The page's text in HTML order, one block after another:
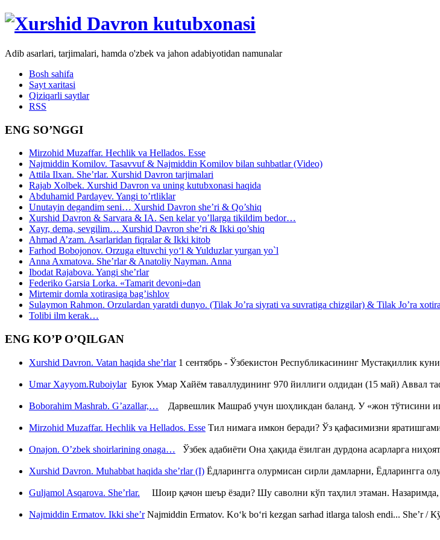
Adib asarlari, tarjimalari, hamda o'zbek va jahon adabiyotidan namunalar
Bosh sahifa
Sayt xaritasi
Qiziqarli saytlar
RSS
ENG SO’NGGI
Mirzohid Muzaffar. Hechlik va Hellados. Esse
Najmiddin Komilov. Tasavvuf & Najmiddin Komilov bilan suhbatlar (Video)
Attila Ilxan. She’rlar. Xurshid Davron tarjimalari
Rajab Xolbek. Xurshid Davron va uning kutubxonasi haqida
Abduhamid Pardayev. Yangi to’rtliklar
Unutayin degandim seni… Xurshid Davron she’ri & Qo’shiq
Xurshid Davron & Sarvara & IA. Sen kelar yo’llarga tikildim bedor…
Xayr, dema, sevgilim… Xurshid Davron she’ri & Ikki qo’shiq
Ahmad A’zam. Asarlaridan fiqralar & Ikki kitob
Farhod Bobojonov. Orzuga eltuvchi yo‘l & Yulduzlar yurgan yo`l
Anna Axmatova. She’rlar & Anatoliy Nayman. Anna
Ibodat Rajabova. Yangi she’rlar
Federiko Garsia Lorka. «Tamarit devoni»dan
Mirtemir domla xotirasiga bag’ishlov
Sulaymon Rahmon. Orzulardan yaratdi dunyo. (Tilak Jo’ra siyrati va suvratiga chizgilar) & Tilak Jo’ra
Tolibi ilm kerak…
ENG KO’P O’QILGAN
Xurshid Davron. Vatan haqida she’rlar1 сентябрь - Ўзбекистон Республикасининг Мустақиллик
Umar Xayyom.RuboiylarБуюк Умар Хайём таваллудининг 970 йиллиги олдидан (15 май) Аввал
Boborahim Mashrab. G’azallar,… Дарвешлик Машраб учун шоҳликдан баланд. У «жон тўтисини
Mirzohid Muzaffar. Hechlik va Hellados. Esse Тил нимага имкон беради? Ўз қафасимизни
Onajon. O’zbek shoirlarining onaga… Ўзбек адабиёти Она ҳақида ёзилган дурдона асарларга
Xurshid Davron. Muhabbat haqida she’rlar (I) Ёдларингга олурмисан сирли дамларни, Ёдларингга
Guljamol Asqarova. She’rlar. Шоир қачон шеър ёзади? Шу саволни кўп таҳлил этаман.
Najmiddin Ermatov. Ikki she’rNajmiddin Ermatov. Ko‘k bo‘ri kezgan sarhad itlarga talosh endi... She’r /